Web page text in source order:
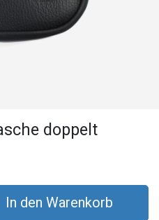
doppelt
In den Warenkorb